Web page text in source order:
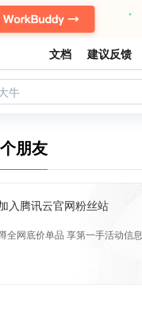
文档 建议反馈
牛
朋友
入腾讯云官网粉丝站
全网底价单品 享第一手活动信息